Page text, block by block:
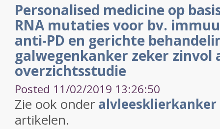
Personalised medicine op
RNA mutaties voor bv.
anti-PD en gerichte
galwegenkanker zeker zinvol
overzichtsstudie
Posted 11/02/2019 13:26:50
Zie ook onder alvleesklierkanker
artikelen.